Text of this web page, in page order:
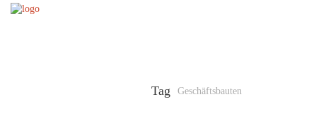
Tag Geschäftsbauten